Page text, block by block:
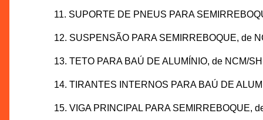
11. SUPORTE DE PNEUS PARA
12. SUSPENSÃO PARA SEMIRREBOQUE, de
13. TETO PARA BAÚ DE ALUMÍNIO, de NCM/
14. TIRANTES INTERNOS PARA BAÚ DE
15. VIGA PRINCIPAL PARA SEMIRREBOQUE,